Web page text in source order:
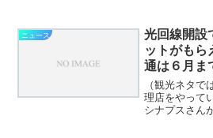
ニュース
光回線開設
ットがも
通は６月ま
（観光ネタ
理店をやって
シナプスさん